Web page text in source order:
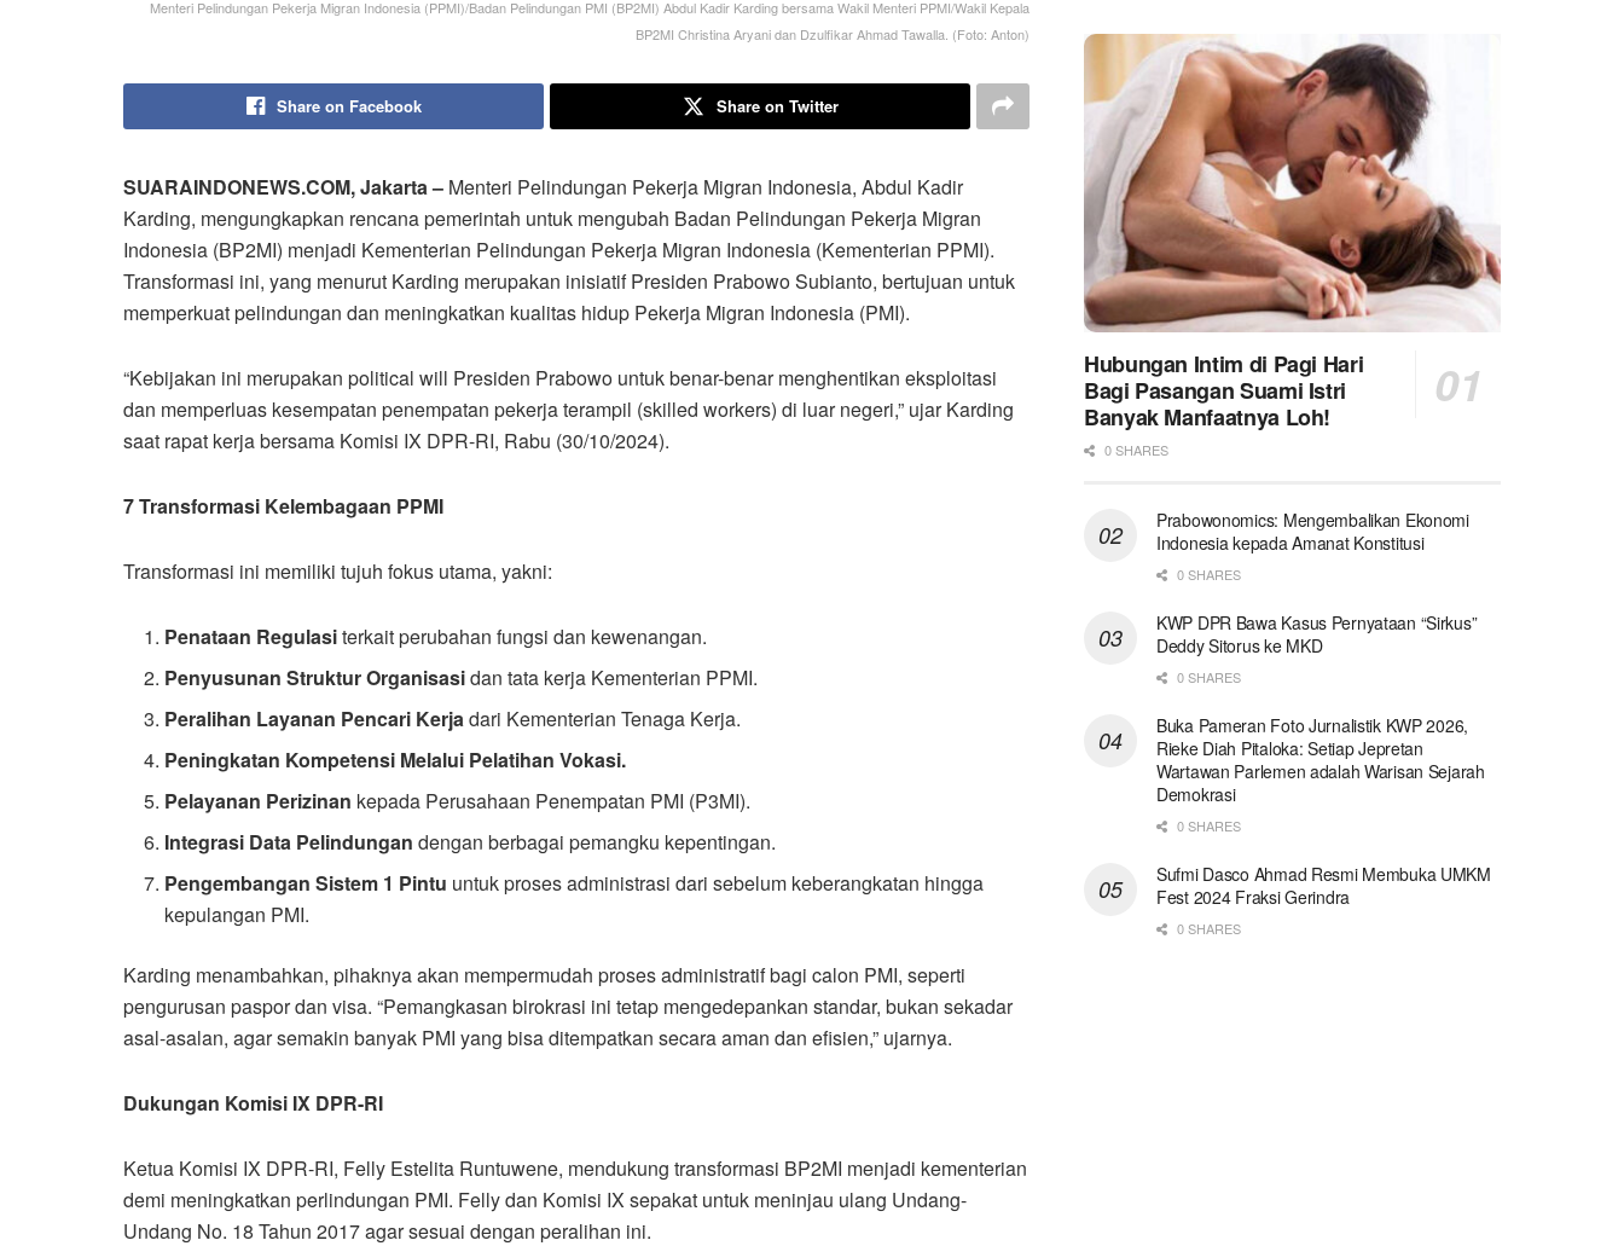
Menteri Pelindungan Pekerja Migran Indonesia (PPMI)/Badan Pelindungan PMI (BP2MI) Abdul Kadir Karding bersama Wakil Menteri PPMI/Wakil Kepala
BP2MI Christina Aryani dan Dzulfikar Ahmad Tawalla. (Foto: Anton)
Share on Facebook Share on Twitter
SUARAINDONEWS.COM, Jakarta – Menteri Pelindungan Pekerja Migran Indonesia, Abdul Kadir
Karding, mengungkapkan rencana pemerintah untuk mengubah Badan Pelindungan Pekerja Migran
Indonesia (BP2MI) menjadi Kementerian Pelindungan Pekerja Migran Indonesia (Kementerian PPMI).
Transformasi ini, yang menurut Karding merupakan inisiatif Presiden Prabowo Subianto, bertujuan untuk
memperkuat pelindungan dan meningkatkan kualitas hidup Pekerja Migran Indonesia (PMI).
“Kebijakan ini merupakan political will Presiden Prabowo untuk benar-benar menghentikan eksploitasi
dan memperluas kesempatan penempatan pekerja terampil (skilled workers) di luar negeri,” ujar Karding
saat rapat kerja bersama Komisi IX DPR-RI, Rabu (30/10/2024).
7 Transformasi Kelembagaan PPMI
Transformasi ini memiliki tujuh fokus utama, yakni:
Penataan Regulasiterkait perubahan fungsi dan kewenangan.
Penyusunan Struktur Organisasidan tata kerja Kementerian PPMI.
Peralihan Layanan Pencari Kerjadari Kementerian Tenaga Kerja.
Peningkatan Kompetensi Melalui Pelatihan Vokasi.
Pelayanan Perizinan kepada Perusahaan Penempatan PMI (P3MI).
Integrasi Data Pelindungan dengan berbagai pemangku kepentingan.
Pengembangan Sistem 1 Pintu untuk proses administrasi dari sebelum keberangkatan hingga
kepulangan PMI.
Karding menambahkan, pihaknya akan mempermudah proses administratif bagi calon PMI, seperti
pengurusan paspor dan visa. “Pemangkasan birokrasi ini tetap mengedepankan standar, bukan sekadar
asal-asalan, agar semakin banyak PMI yang bisa ditempatkan secara aman dan efisien,” ujarnya.
Dukungan Komisi IX DPR-RI
Ketua Komisi IX DPR-RI, Felly Estelita Runtuwene, mendukung transformasi BP2MI menjadi kementerian
demi meningkatkan perlindungan PMI. Felly dan Komisi IX sepakat untuk meninjau ulang Undang-
Undang No. 18 Tahun 2017 agar sesuai dengan peralihan ini.
Hubungan Intim di Pagi Hari
Bagi Pasangan Suami Istri
Banyak Manfaatnya Loh!
0 SHARES
Prabowonomics: Mengembalikan Ekonomi
Indonesia kepada Amanat Konstitusi
0 SHARES
KWP DPR Bawa Kasus Pernyataan “Sirkus”
Deddy Sitorus ke MKD
0 SHARES
Buka Pameran Foto Jurnalistik KWP 2026,
Rieke Diah Pitaloka: Setiap Jepretan
Wartawan Parlemen adalah Warisan Sejarah
Demokrasi
0 SHARES
Sufmi Dasco Ahmad Resmi Membuka UMKM
Fest 2024 Fraksi Gerindra
0 SHARES